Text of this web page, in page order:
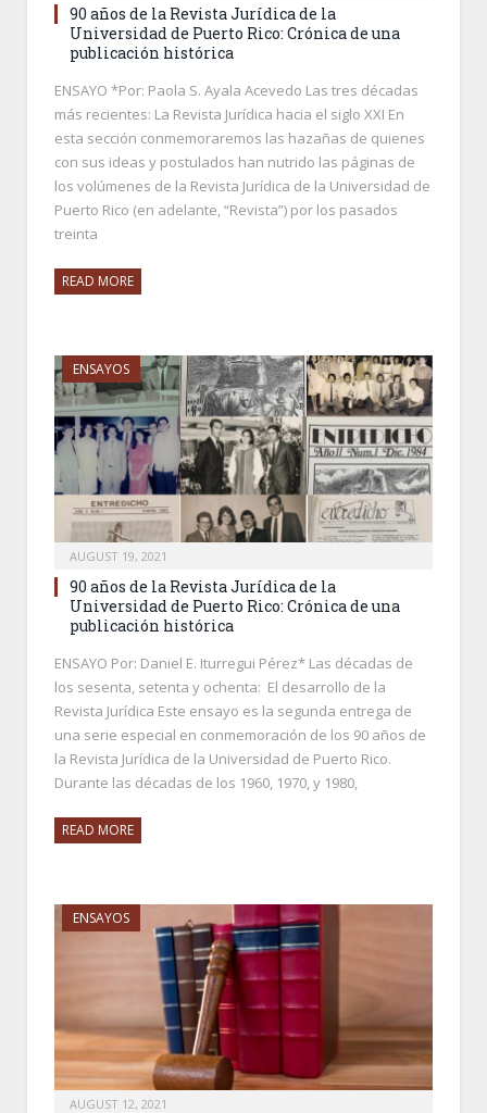
90 años de la Revista Jurídica de la
Universidad de Puerto Rico: Crónica de una
publicación histórica
ENSAYO *Por: Paola S. Ayala Acevedo Las tres décadas
más recientes: La Revista Jurídica hacia el siglo XXI En
esta sección conmemoraremos las hazañas de quienes
con sus ideas y postulados han nutrido las páginas de
los volúmenes de la Revista Jurídica de la Universidad de
Puerto Rico (en adelante, “Revista”) por los pasados
treinta
READ MORE
ENSAYOS
AUGUST 19, 2021
90 años de la Revista Jurídica de la
Universidad de Puerto Rico: Crónica de una
publicación histórica
ENSAYO Por: Daniel E. Iturregui Pérez* Las décadas de
los sesenta, setenta y ochenta: El desarrollo de la
Revista Jurídica Este ensayo es la segunda entrega de
una serie especial en conmemoración de los 90 años de
la Revista Jurídica de la Universidad de Puerto Rico.
Durante las décadas de los 1960, 1970, y 1980,
READ MORE
ENSAYOS
AUGUST 12, 2021